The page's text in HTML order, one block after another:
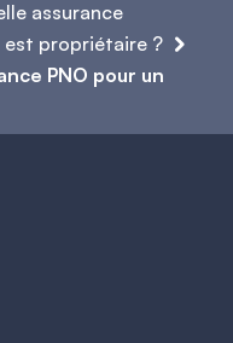
contrat limite
d’avoir à
des pertes de
en cas de
ou un
frais de
la
d’un
assurance
propriétaire ?
PNO pour un